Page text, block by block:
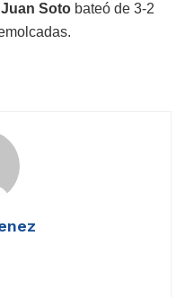
Juan Soto bateó de 3-2